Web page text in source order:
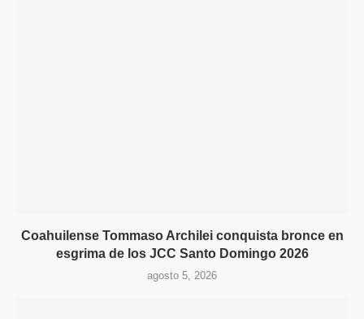
Coahuilense Tommaso Archilei conquista bronce en
esgrima de los JCC Santo Domingo 2026
agosto 5, 2026